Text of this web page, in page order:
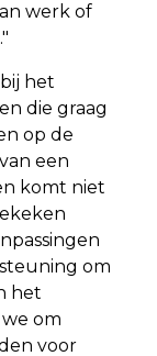
werk of
het
die graag
op de
een
komt niet
om
het
om
voor